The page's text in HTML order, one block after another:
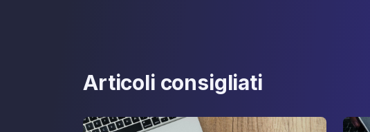
Articoli consigliati